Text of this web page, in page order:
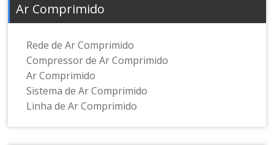
Ar Comprimido
Rede de Ar Comprimido
Compressor de Ar Comprimido
Ar Comprimido
Sistema de Ar Comprimido
Linha de Ar Comprimido